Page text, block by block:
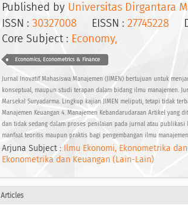
Published by Universitas Dirgantara
ISSN : 30327008EISSN : 27745228
Core Subject : Economy,
Economics, Econometrics & Finance
Jurnal Inovatif Mahasiswa Manajemen (JIMEN) bertujuan untuk
konseptual, maupun studi terapan dalam bidang ilmu manajemen.
Marsekal Suryadarma. Lingkup kajian JIMEN meliputi, tetapi tidak
Manajemen Keuangan 4. Manajemen Kebandarudaraan Artikel
dan tidak sedang dalam proses penilaian pada jurnal atau
manfaat teoritis maupun praktis bagi pengembangan ilmu
Arjuna Subject : Ilmu Ekonomi, Ekonometrika
Ekonometrika dan Keuangan (Lain-Lain)
Articles